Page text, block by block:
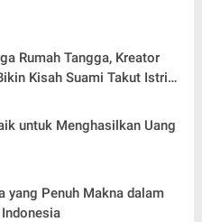
Rumah Tangga, Kreator
Kisah Suami Takut Istri
untuk Menghasilkan Uang
yang Penuh Makna dalam